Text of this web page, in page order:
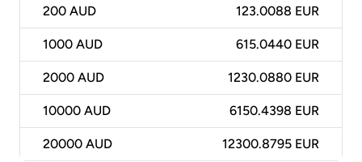
200 AUD 123.0088 EUR
1000 AUD 615.0440 EUR
2000 AUD 1230.0880 EUR
10000 AUD 6150.4398 EUR
20000 AUD 12300.8795 EUR